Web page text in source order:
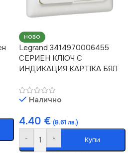
НОВО
Legrand 3414970006455
СЕРИЕН КЛЮЧ С
ИНДИКАЦИЯ KAPTIKA БЯЛ
Налично
4.40 € (8.61 лв.)
- + Купи